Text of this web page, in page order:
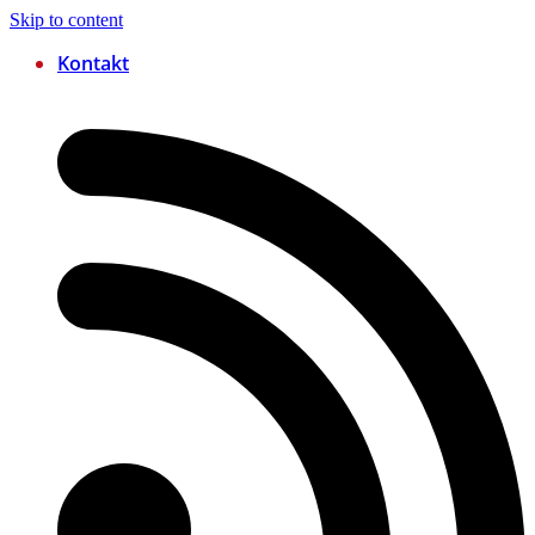
Skip to content
Kontakt